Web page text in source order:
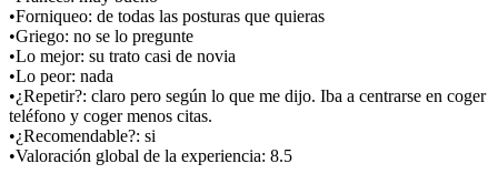
•Forniqueo: de todas las posturas que quieras
•Griego: no se lo pregunte
•Lo mejor: su trato casi de novia
•Lo peor: nada
•¿Repetir?: claro pero según lo que me dijo. Iba a centrarse en coger
teléfono y coger menos citas.
•¿Recomendable?: si
•Valoración global de la experiencia: 8.5